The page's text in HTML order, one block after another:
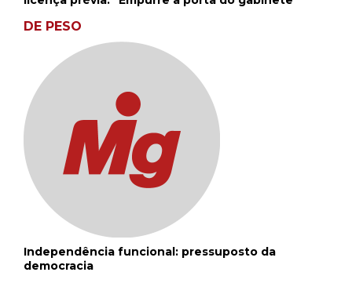
DE PESO
Independência funcional: pressuposto da
democracia